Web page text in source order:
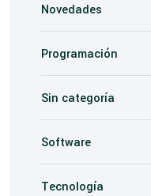
Novedades
Programación
Sin categoría
Software
Tecnología